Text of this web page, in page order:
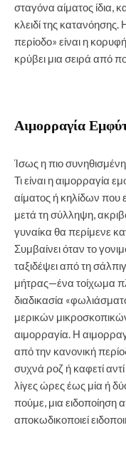
σταγόνα αίματος ίδια,
κλειδί της
περίοδο» είναι η
κρύβει μια σειρά από
Αιμορραγία
Ίσως η πιο
Τι είναι η αιμορραγία
αίματος ή κηλίδων που
μετά τη σύλληψη,
γυναίκα θα περίμενε
Συμβαίνει όταν το
ταξιδέψει από τη
μήτρας—ένα τοίχωμα
διαδικασία
μερικών
αιμορραγία. Η
από την κανονική
συχνά ροζ ή καφετί
λίγες ώρες έως μία ή
πούμε, μια ειδοποίηση
αποκωδικοποιεί